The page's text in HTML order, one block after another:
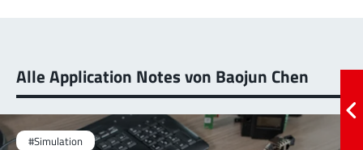
Alle Application Notes von Baojun Chen
#Simulation